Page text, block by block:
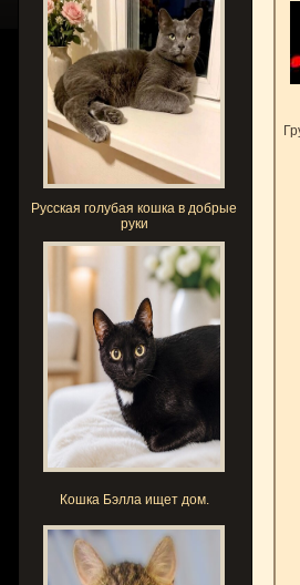
Русская голубая кошка в добрые
руки
Кошка Бэлла ищет дом.